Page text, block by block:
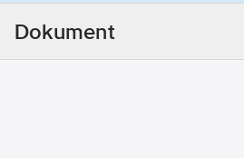
Dokument